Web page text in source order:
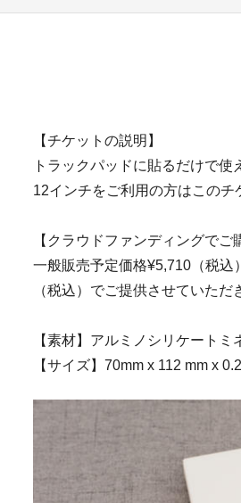
【チケットの説明】
トラックパッドに貼るだけで
12インチをご利用の方はこのチ
【クラウドファンディングでご
一般販売予定価格¥5,710（税込
（税込）でご提供させていただ
【素材】アルミノシリケートミ
【サイズ】70mm x 112 mm x